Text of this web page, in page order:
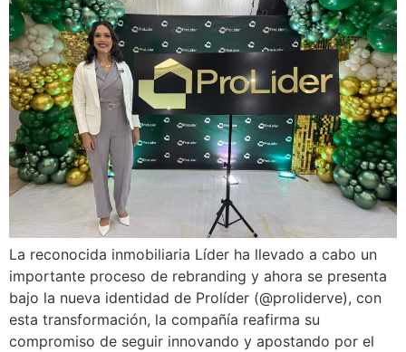
La reconocida inmobiliaria Líder ha llevado a cabo un
importante proceso de rebranding y ahora se presenta
bajo la nueva identidad de Prolíder (@proliderve), con
esta transformación, la compañía reafirma su
compromiso de seguir innovando y apostando por el